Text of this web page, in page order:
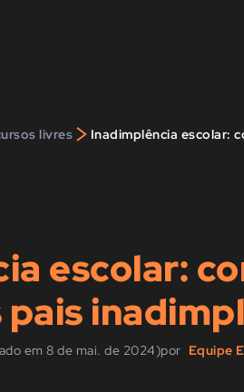
livres > Inadimplência escolar:
escolar:
em 8 de mai. de 2024)por Equipe